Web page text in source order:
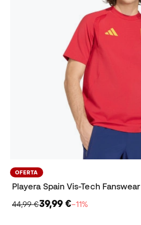
OFERTA
44,99 €39,99 €−11%